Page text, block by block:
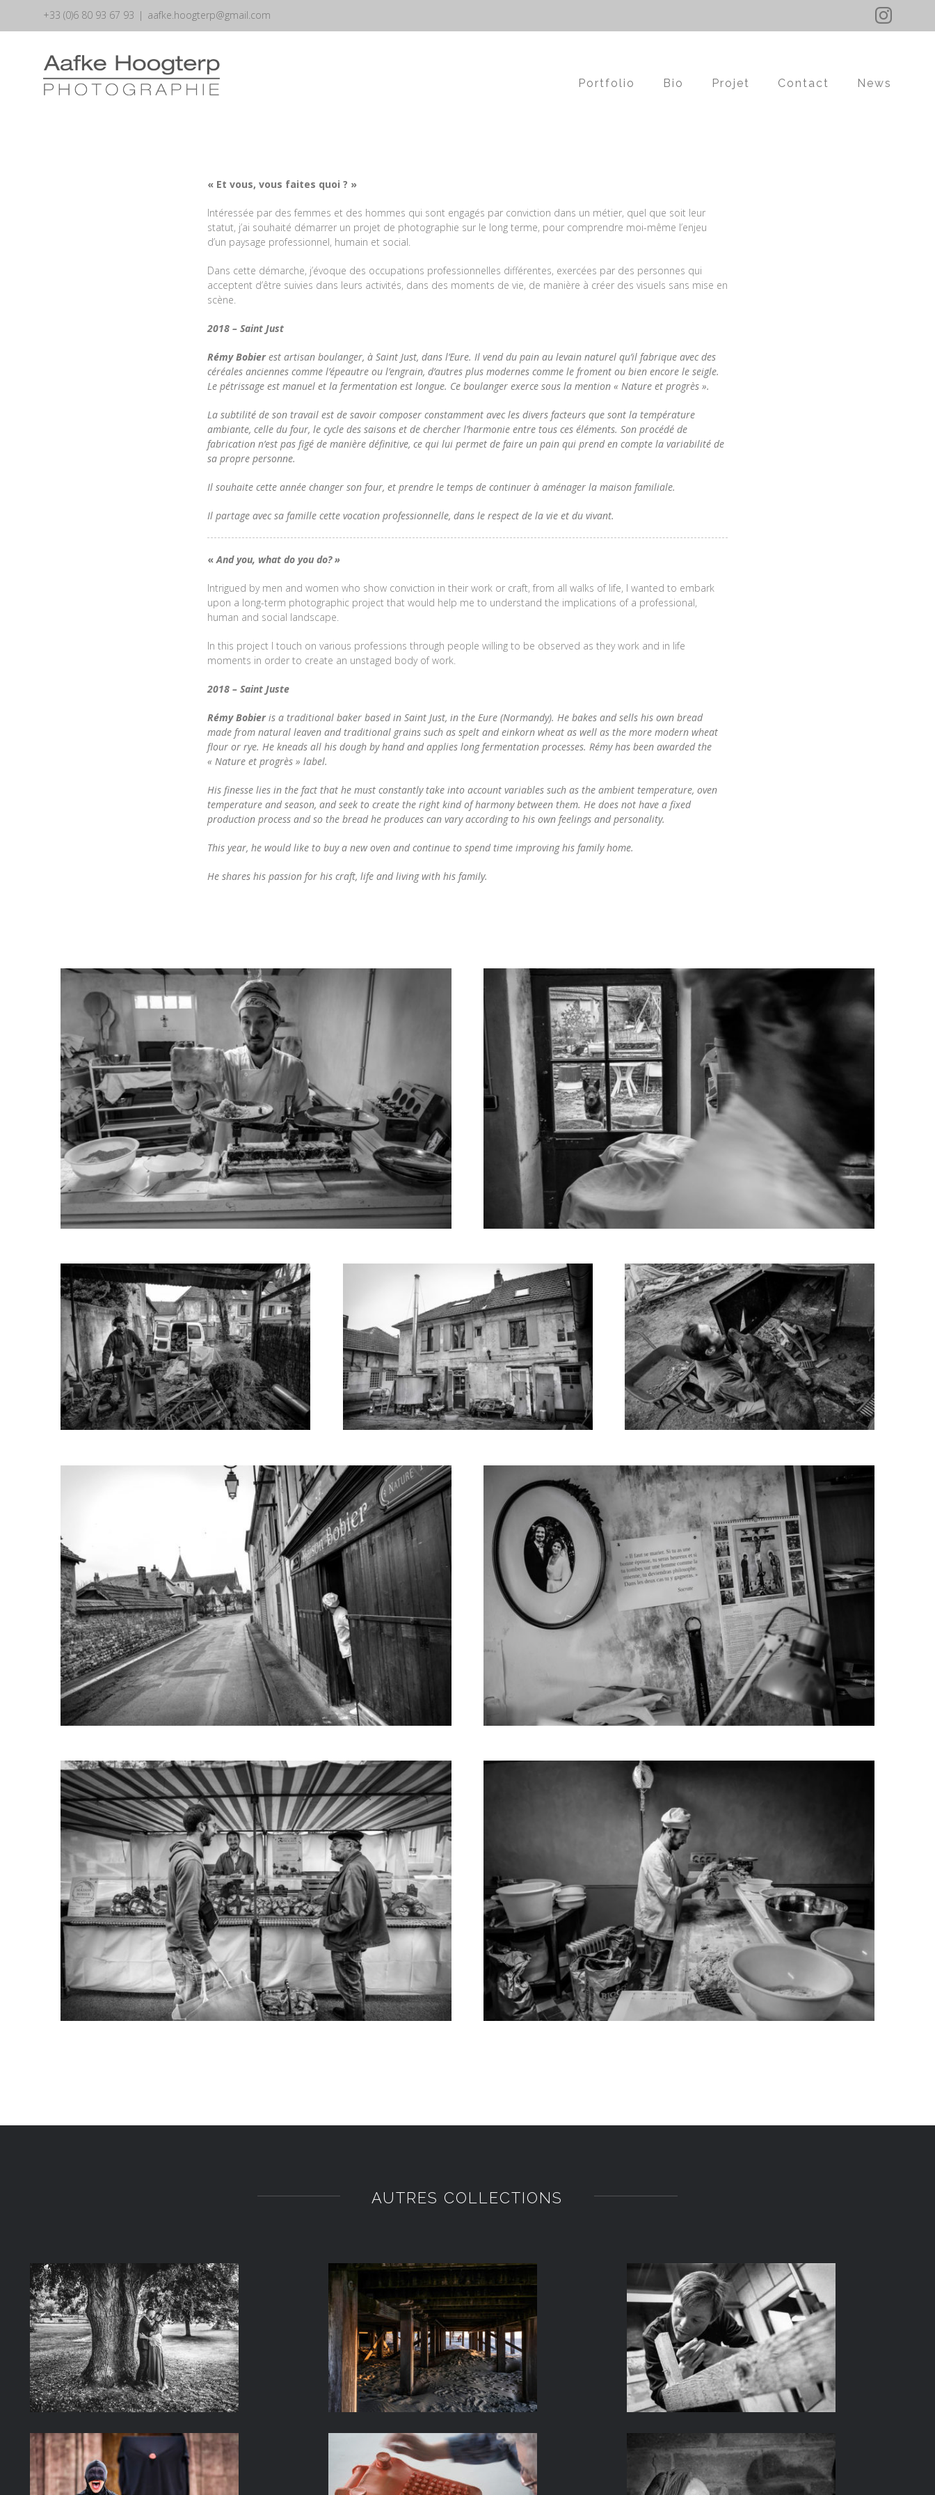
content
+33 (0)6 80 93 67 93 | aafke.hoogterp@gmail.com
Portfolio Bio Projet Contact News
« Et vous, vous faites quoi ? »
Intéressée par des femmes et des hommes qui sont engagés par conviction dans un métier, quel que soit leur
statut, j’ai souhaité démarrer un projet de photographie sur le long terme, pour comprendre moi-même l’enjeu
d’un paysage professionnel, humain et social.
Dans cette démarche, j’évoque des occupations professionnelles différentes, exercées par des personnes qui
acceptent d’être suivies dans leurs activités, dans des moments de vie, de manière à créer des visuels sans mise en
scène.
2018 – Saint Just
Rémy Bobierest artisan boulanger, à Saint Just, dans l’Eure. Il vend du pain au levain naturel qu’il fabrique avec des
céréales anciennes comme l’épeautre ou l’engrain, d’autres plus modernes comme le froment ou bien encore le seigle.
Le pétrissage est manuel et la fermentation est longue. Ce boulanger exerce sous la mention « Nature et progrès ».
La subtilité de son travail est de savoir composer constamment avec les divers facteurs que sont la température
ambiante, celle du four, le cycle des saisons et de chercher l’harmonie entre tous ces éléments. Son procédé de
fabrication n’est pas figé de manière définitive, ce qui lui permet de faire un pain qui prend en compte la variabilité de
sa propre personne.
Il souhaite cette année changer son four, et prendre le temps de continuer à aménager la maison familiale.
Il partage avec sa famille cette vocation professionnelle, dans le respect de la vie et du vivant.
« And you, what do you do? »
Intrigued by men and women who show conviction in their work or craft, from all walks of life, I wanted to embark
upon a long-term photographic project that would help me to understand the implications of a professional,
human and social landscape.
In this project I touch on various professions through people willing to be observed as they work and in life
moments in order to create an unstaged body of work.
2018 – Saint Juste
Rémy Bobieris a traditional baker based in Saint Just, in the Eure (Normandy). He bakes and sells his own bread
made from natural leaven and traditional grains such as spelt and einkorn wheat as well as the more modern wheat
flour or rye. He kneads all his dough by hand and applies long fermentation processes. Rémy has been awarded the
« Nature et progrès » label.
His finesse lies in the fact that he must constantly take into account variables such as the ambient temperature, oven
temperature and season, and seek to create the right kind of harmony between them. He does not have a fixed
production process and so the bread he produces can vary according to his own feelings and personality.
This year, he would like to buy a new oven and continue to spend time improving his family home.
He shares his passion for his craft, life and living with his family.
AUTRES COLLECTIONS
Valeria et Vincent Heartbreak Hotel Profils